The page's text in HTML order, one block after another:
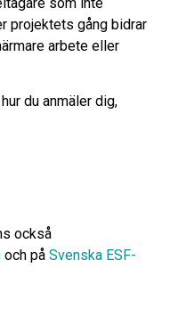
projektets gång bidrar
arbete eller
du anmäler dig,
också
och på Svenska ESF-